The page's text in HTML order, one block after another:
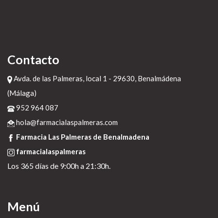
Contacto
Avda. de las Palmeras, local 1 - 29630, Benalmádena
(Málaga)
952 964 087
hola@farmacialaspalmeras.com
Farmacia Las Palmeras de Benalmadena
farmacialaspalmeras
Los 365 días de 9:00h a 21:30h.
Menú